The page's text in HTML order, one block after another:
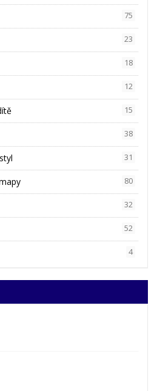
75
23
18
12
15
38
31
80
32
52
4